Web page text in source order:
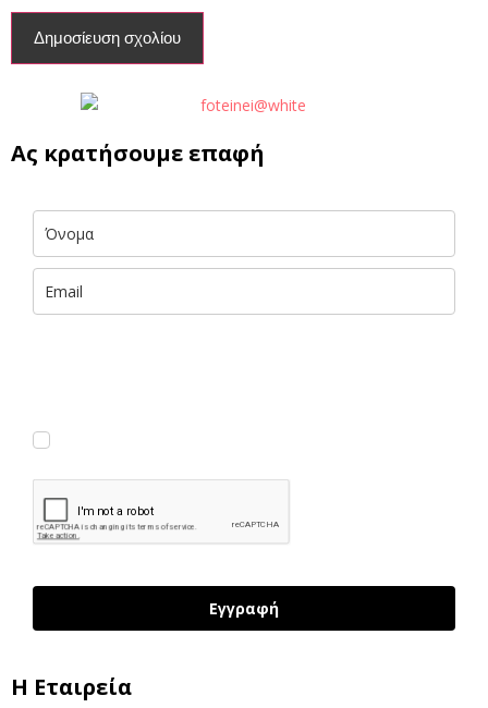
Ας κρατήσουμε επαφή
Εγγραφή
H Εταιρεία